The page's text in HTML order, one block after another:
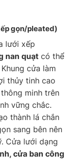
gọn/pleated)
lưới xếp
nan quạt có thể
cửa làm
thủy tinh cao
minh trên
vững chắc.
thành lá chắn
sang bên nên
Cửa lưới dạng
cửa ban công